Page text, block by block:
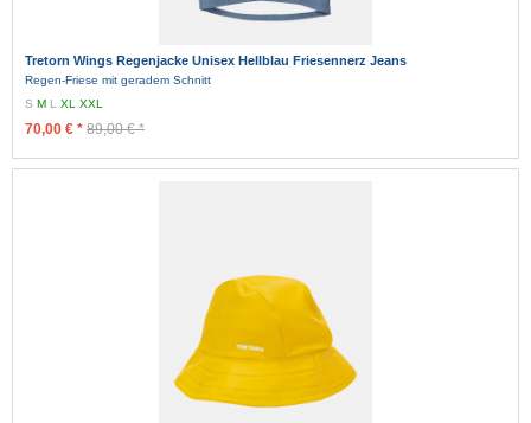
Tretorn Wings Regenjacke Unisex Hellblau Friesennerz Jeans
Regen-Friese mit geradem Schnitt
SM LXLXXL
70,00 € * 89,00 € *